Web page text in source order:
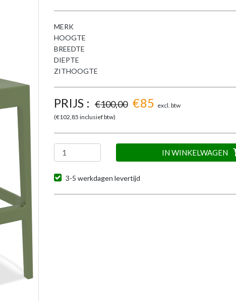
MERK
HOOGTE
BREEDTE
DIEPTE
ZITHOOGTE
PRIJS : €100,00 €85 excl. btw
(€102,85 inclusief btw)
IN WINKELWAGEN
3-5 werkdagen levertijd